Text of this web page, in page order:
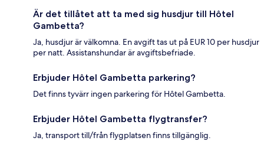
Är det tillåtet att ta med sig husdjur till Hôtel
Gambetta?
Ja, husdjur är välkomna. En avgift tas ut på EUR 10 per husdjur
per natt. Assistanshundar är avgiftsbefriade.
Erbjuder Hôtel Gambetta parkering?
Det finns tyvärr ingen parkering för Hôtel Gambetta.
Erbjuder Hôtel Gambetta flygtransfer?
Ja, transport till/från flygplatsen finns tillgänglig.